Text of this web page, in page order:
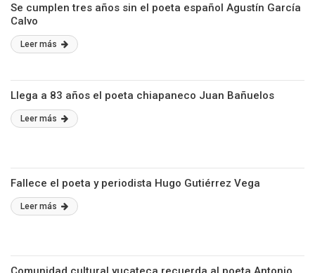
Se cumplen tres años sin el poeta español Agustín García
Calvo
Leer más
Llega a 83 años el poeta chiapaneco Juan Bañuelos
Leer más
Fallece el poeta y periodista Hugo Gutiérrez Vega
Leer más